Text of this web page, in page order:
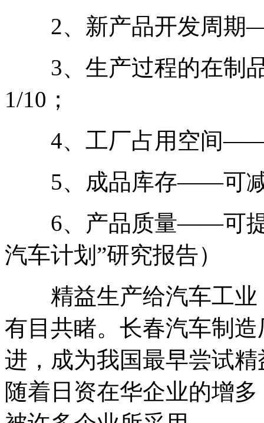
2、新产品开发周期
3、生产过程的在制
1/10；
4、工厂占用空间——
5、成品库存——可减
6、产品质量——可提
汽车计划”研究报告）
精益生产给汽车工业
有目共睹。长春汽车制
进，成为我国最早尝试
随着日资在华企业的增